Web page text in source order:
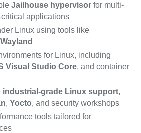
Jailhouse hypervisorfor multi-
applications
Linux using tools like
Wayland
for Linux, including
Visual Studio Core, and container
industrial-grade Linux support,
, Yocto, and security workshops
tools tailored for